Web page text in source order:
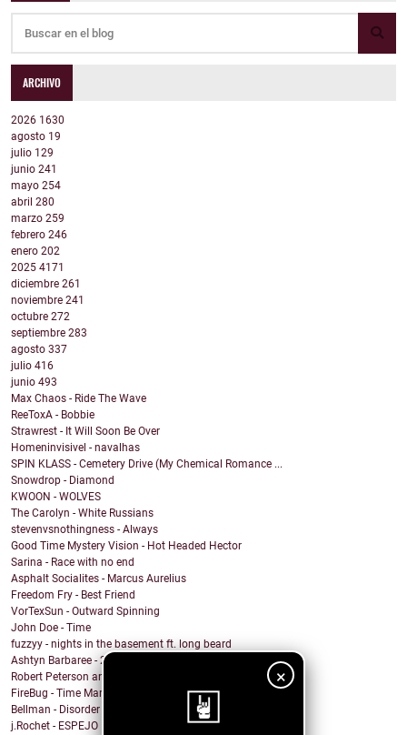
×
ARCHIVO
2026 1630
agosto 19
julio 129
junio 241
mayo 254
abril 280
marzo 259
febrero 246
enero 202
2025 4171
diciembre 261
noviembre 241
octubre 272
septiembre 283
agosto 337
julio 416
junio 493
Max Chaos - Ride The Wave
ReeToxA - Bobbie
Strawrest - It Will Soon Be Over
Homeninvisivel - navalhas
SPIN KLASS - Cemetery Drive (My Chemical Romance ...
Snowdrop - Diamond
KWOON - WOLVES
The Carolyn - White Russians
stevenvsnothingness - Always
Good Time Mystery Vision - Hot Headed Hector
Sarina - Race with no end
Asphalt Socialites - Marcus Aurelius
Freedom Fry - Best Friend
VorTexSun - Outward Spinning
John Doe - Time
fuzzyy - nights in the basement ft. long beard
Ashtyn Barbaree - 2am Shadow (Piano Version)
Robert Peterson and The Crusade - Of All The World
FireBug - Time Marches On
Bellman - Disorder
j.Rochet - ESPEJO